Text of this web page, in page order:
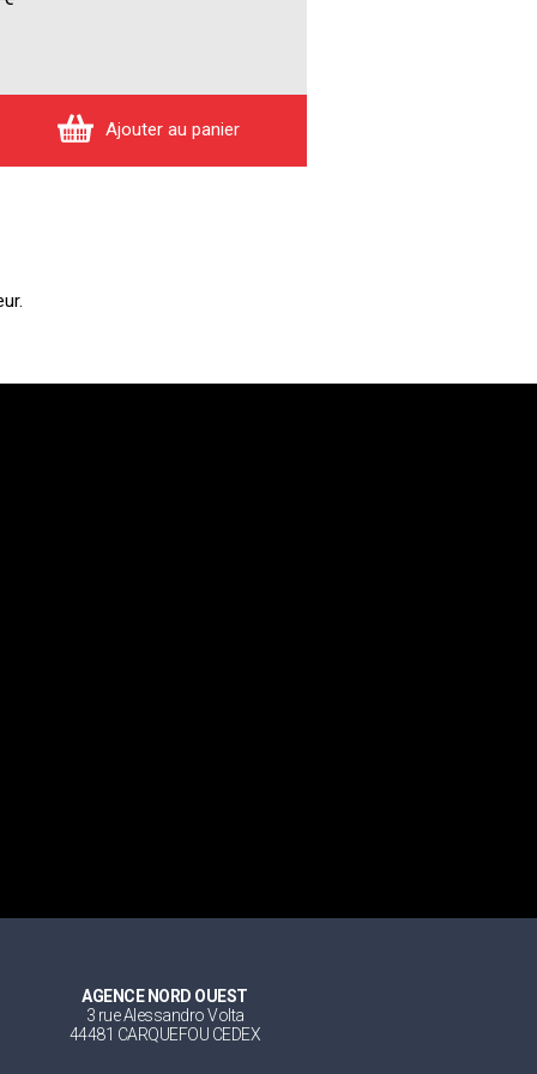
Ajouter au panier
AGENCE NORD OUEST
3 rue Alessandro Volta
44481 CARQUEFOU CEDEX